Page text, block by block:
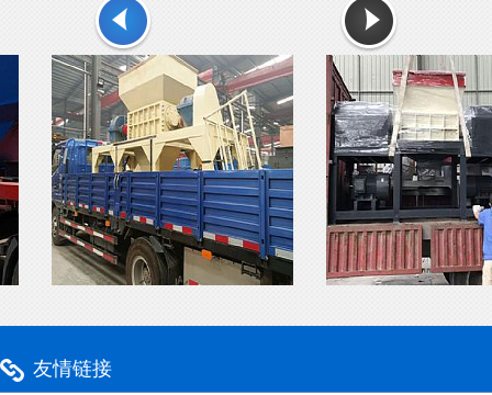
友情链接